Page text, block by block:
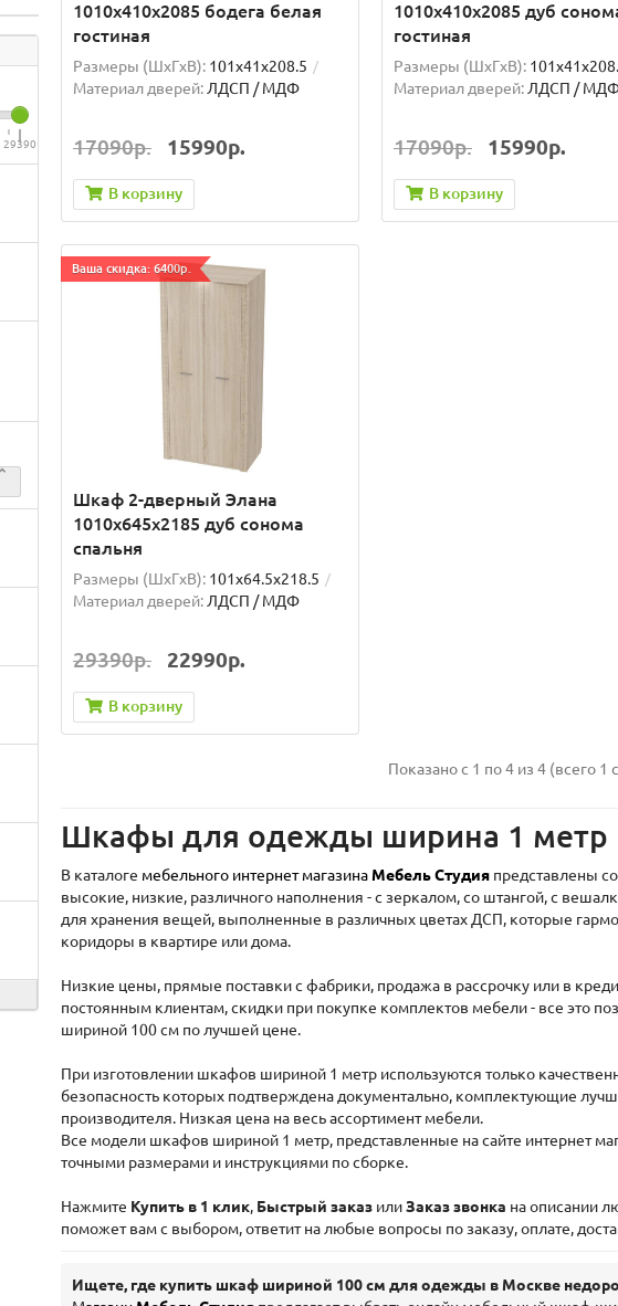
29390
1010x410x2085 бодега белая
гостиная
Размеры (ШxГxВ): 101x41x208.5
Материал дверей:ЛДСП / МДФ
17090р. 15990р.
В корзину
1010x410x2085 дуб
гостиная
Размеры (ШxГxВ):
Материал дверей:ЛДСП /
17090р. 15990р.
В корзину
Ваша скидка: 6400р.
Шкаф 2-дверный Элана
1010х645х2185 дуб сонома
спальня
Размеры (ШxГxВ): 101x64.5x218.5
Материал дверей: ЛДСП / МДФ
29390р. 22990р.
В корзину
Показано с 1 по 4 из 4 (всего 1
Шкафы для одежды ширина 1 метр
В каталоге мебельного интернет магазина Мебель Студия представлены
высокие, низкие, различного наполнения - с зеркалом, со штангой, с
для хранения вещей, выполненные в различных цветах ДСП, которые
коридоры в квартире или дома.
Низкие цены, прямые поставки с фабрики, продажа в рассрочку или в
постоянным клиентам, скидки при покупке комплектов мебели - все это
шириной 100 см по лучшей цене.
При изготовлении шкафов шириной 1 метр используются только
безопасность которых подтверждена документально, комплектующие
производителя. Низкая цена на весь ассортимент мебели.
Все модели шкафов шириной 1 метр, представленные на сайте интернет
точными размерами и инструкциями по сборке.
Нажмите Купить в 1 клик, Быстрый заказ илиЗаказ звонка на описании
поможет вам с выбором, ответит на любые вопросы по заказу, оплате,
Ищете, где купить шкаф шириной 100 см для одежды в Москве